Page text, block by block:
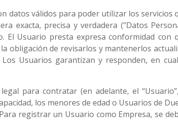
datos válidos para poder utilizar los servicios
exacta, precisa y verdadera ("Datos
El Usuario presta expresa conformidad con
obligación de revisarlos y mantenerlos
Usuarios garantizan y responden, en
para contratar (en adelante, el
los menores de edad o Usuarios de
registrar un Usuario como Empresa, se